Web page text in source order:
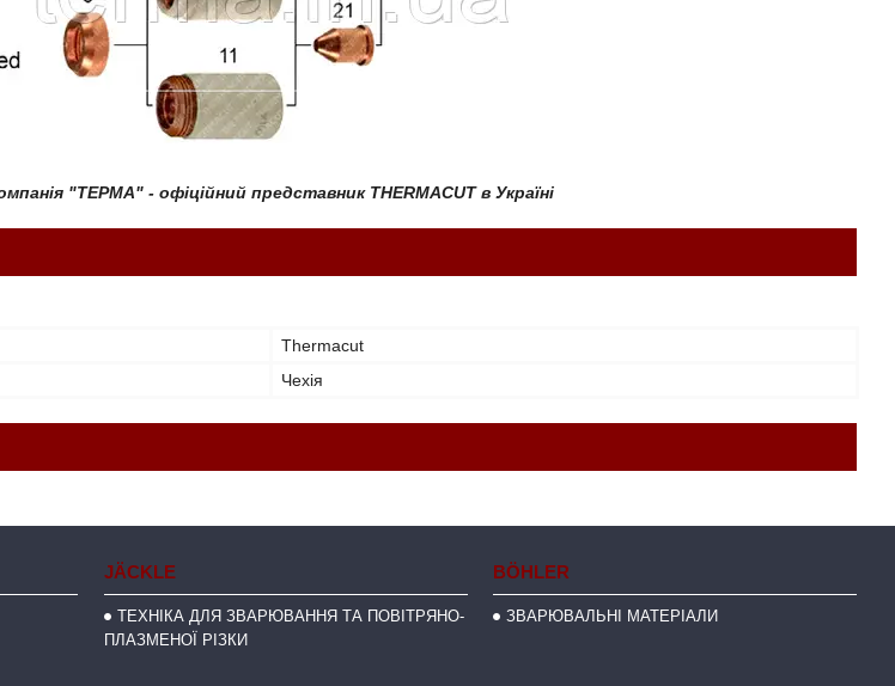
"ТЕРМА" - офіційний представник THERMACUT в Україні
Thermacut
Чехія
JÄCKLE
ТЕХНІКА ДЛЯ ЗВАРЮВАННЯ ТА ПОВІТРЯНО-
ПЛАЗМЕНОЇ РІЗКИ
BÖHLER
ЗВАРЮВАЛЬНІ МАТЕРІАЛИ